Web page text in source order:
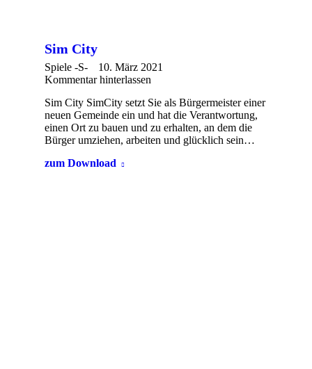
Sim City
Spiele -S-
10. März 2021
Kommentar hinterlassen
Sim City SimCity setzt Sie als Bürgermeister einer
neuen Gemeinde ein und hat die Verantwortung,
einen Ort zu bauen und zu erhalten, an dem die
Bürger umziehen, arbeiten und glücklich sein…
zum Download